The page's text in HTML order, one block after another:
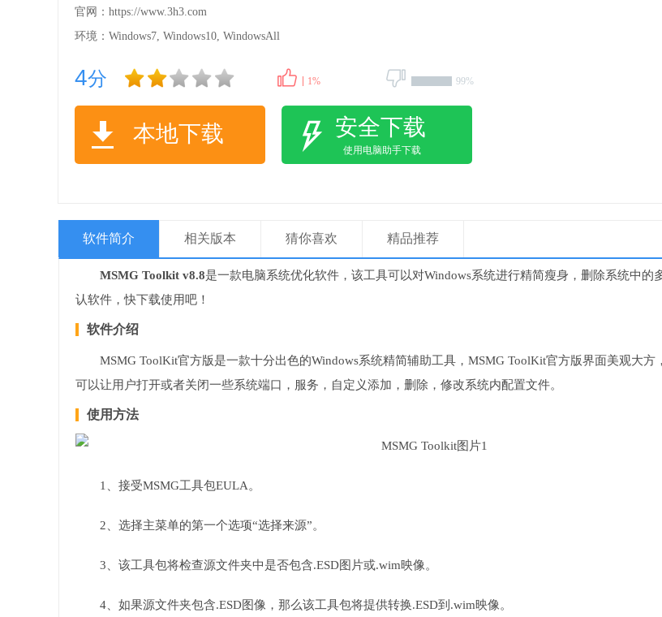
官网： https://www.3h3.com
环境：Windows7, Windows10, WindowsAll
1% 99%
4分
本地下载 安全下载
使用电脑助手下载
软件简介 相关版本 猜你喜欢 精品推荐
MSMG Toolkit v8.8是一款电脑系统优化软件，该工具可以对Windows系统进行精简瘦身，删除系统中的
认软件，快下载使用吧！
软件介绍
MSMG ToolKit官方版是一款十分出色的Windows系统精简辅助工具，MSMG ToolKit官方版界面美观大方
可以让用户打开或者关闭一些系统端口，服务，自定义添加，删除，修改系统内配置文件。
使用方法
1、接受MSMG工具包EULA。
2、选择主菜单的第一个选项“选择来源”。
3、该工具包将检查源文件夹中是否包含.ESD图片或.wim映像。
4、如果源文件夹包含.ESD图像，那么该工具包将提供转换.ESD到.wim映像。